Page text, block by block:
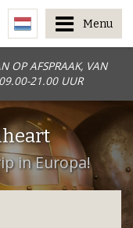
OP AFSPRAAK, VAN
21.00 UUR
Menu
in Europa!